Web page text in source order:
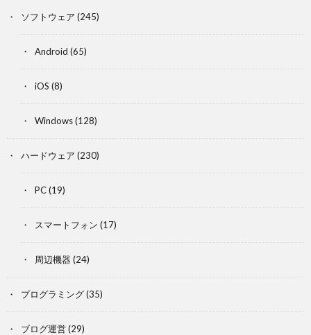
ソフトウェア (245)
Android (65)
iOS (8)
Windows(128)
ハードウェア (230)
PC(19)
スマートフォン (17)
周辺機器 (24)
プログラミング(35)
ブログ運営(29)